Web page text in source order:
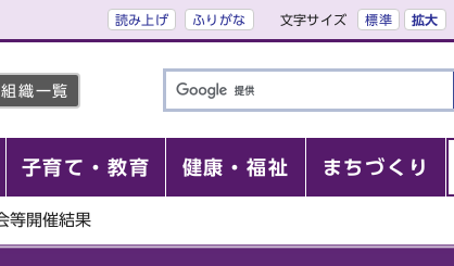
読み上げ ふりがな 文字サイズ 標準 拡大
組織一覧
子育て・教育 健康・福祉 まちづくり
等開催結果